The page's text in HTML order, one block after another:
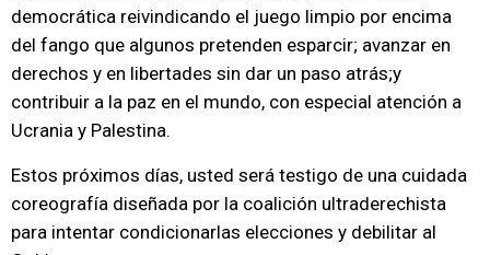
democrática reivindicando el juego limpio por encima
del fango que algunos pretenden esparcir; avanzar en
derechos y en libertades sin dar un paso atrás;y
contribuir a la paz en el mundo, con especial atención a
Ucrania y Palestina.
Estos próximos días, usted será testigo de una cuidada
coreografía diseñada por la coalición ultraderechista
para intentar condicionarlas elecciones y debilitar al